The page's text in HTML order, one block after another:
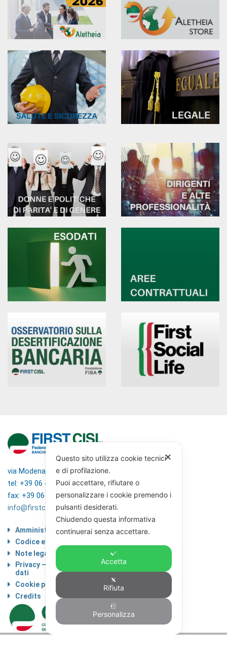
via Modena 5, 00184 Roma
tel: +39 06 4746351
fax: +39 06 4746136
info@firstcisl.it
Amministrazione trasparente
Codice etico
Note legali
Privacy – Informativa sul trattamento dei
dati
Cookie policy
Credits
✕
Questo sito utilizza cookie tecnici
e di profilazione.
Puoi accettare, rifiutare o
personalizzare i cookie premendo i
pulsanti desiderati.
Chiudendo questa informativa
continuerai senza accettare.
Accetta
Rifiuta
Personalizza